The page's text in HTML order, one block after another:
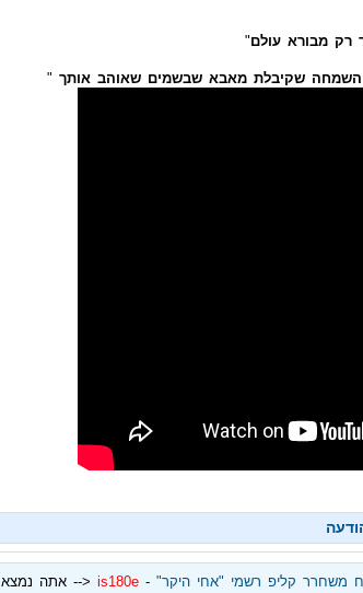
רק מבורא עולם"
שקיבלת מאבא שבשמים שאוהב אותך "
משחרר קליפ רשמי "אחי היקר" ‏ - ‏
is180e <-- אתה נמצא